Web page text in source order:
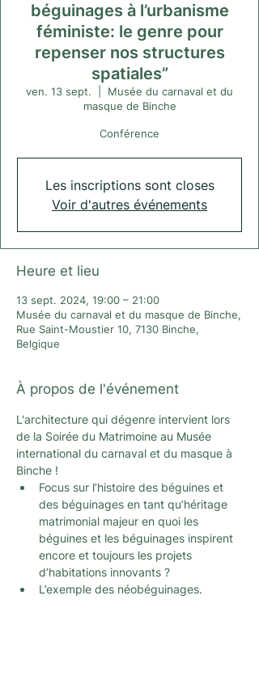
béguinages à l’urbanisme
féministe: le genre pour
repenser nos structures
spatiales”
ven. 13 sept.
Musée du carnaval et du
masque de Binche
Conférence
Les inscriptions sont closes
Voir d'autres événements
Heure et lieu
13 sept. 2024, 19:00 – 21:00
Musée du carnaval et du masque de Binche,
Rue Saint-Moustier 10, 7130 Binche,
Belgique
À propos de l'événement
L'architecture qui dégenre intervient lors
de la Soirée du Matrimoine au Musée
international du carnaval et du masque à
Binche !
Focus sur l’histoire des béguines et
des béguinages en tant qu’héritage
matrimonial majeur en quoi les
béguines et les béguinages inspirent
encore et toujours les projets
d’habitations innovants ?
L’exemple des néobéguinages.